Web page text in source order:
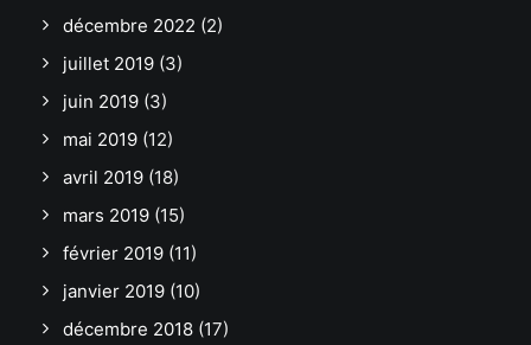
décembre 2022 (2)
juillet 2019 (3)
juin 2019 (3)
mai 2019 (12)
avril 2019 (18)
mars 2019 (15)
février 2019 (11)
janvier 2019 (10)
décembre 2018 (17)